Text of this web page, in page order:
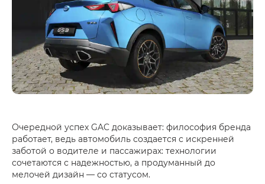
Очередной успех GAC доказывает: философия бренда
работает, ведь автомобиль создается с искренней
заботой о водителе и пассажирах: технологии
сочетаются с надежностью, а продуманный до
мелочей дизайн — со статусом.